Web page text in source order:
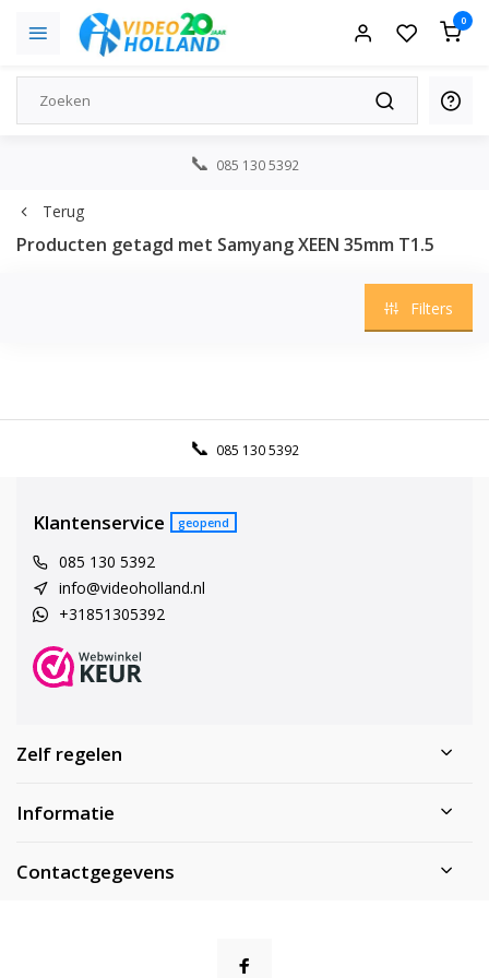
0
085 130 5392
Terug
Producten getagd met Samyang XEEN 35mm T1.5
Filters
085 130 5392
Klantenservice geopend
085 130 5392
info@videoholland.nl
+31851305392
Zelf regelen
Informatie
Contactgegevens